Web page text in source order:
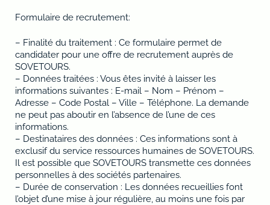
Formulaire de recrutement:
– Finalité du traitement : Ce formulaire permet de
candidater pour une offre de recrutement auprès de
SOVETOURS.
– Données traitées : Vous êtes invité à laisser les
informations suivantes : E-mail – Nom – Prénom –
Adresse – Code Postal – Ville – Téléphone. La demande
ne peut pas aboutir en l’absence de l’une de ces
informations.
– Destinataires des données : Ces informations sont à
exclusif du service ressources humaines de SOVETOURS.
Il est possible que SOVETOURS transmette ces données
personnelles à des sociétés partenaires.
– Durée de conservation : Les données recueillies font
l’objet d’une mise à jour régulière, au moins une fois par